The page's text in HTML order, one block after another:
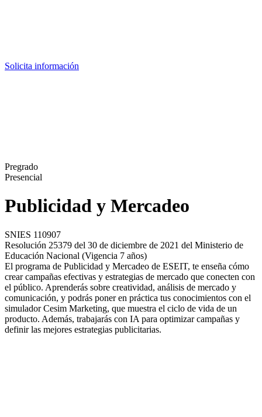
Solicita información
Pregrado
Presencial
Publicidad y Mercadeo
SNIES 110907
Resolución 25379 del 30 de diciembre de 2021 del Ministerio de
Educación Nacional (Vigencia 7 años)
El programa de Publicidad y Mercadeo de ESEIT, te enseña cómo
crear campañas efectivas y estrategias de mercado que conecten con
el público. Aprenderás sobre creatividad, análisis de mercado y
comunicación, y podrás poner en práctica tus conocimientos con el
simulador Cesim Marketing, que muestra el ciclo de vida de un
producto. Además, trabajarás con IA para optimizar campañas y
definir las mejores estrategias publicitarias.